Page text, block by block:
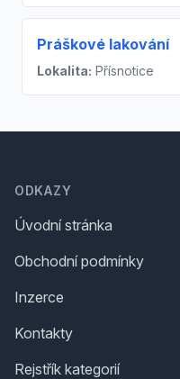
Práškové lakování
Lokalita: Přísnotice
ODKAZY
Úvodní stránka
Obchodní podmínky
Inzerce
Kontakty
Rejstřík kategorií